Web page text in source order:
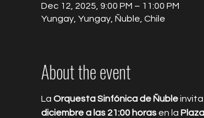
Dec 12, 2025, 9:00 PM – 11:00 PM
Yungay, Yungay, Ñuble, Chile
About the event
La Orquesta Sinfónica de Ñuble invita
diciembre a las 21:00 horas en la